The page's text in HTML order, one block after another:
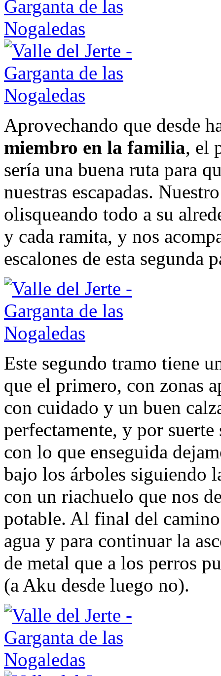
Aprovechando que desde
miembro en la familia, el
sería una buena ruta para
nuestras escapadas.
olisqueando todo a su
y cada ramita, y nos
escalones de esta segunda
Este segundo tramo tiene
que el primero, con zonas
con cuidado y un buen
perfectamente, y por
con lo que enseguida
bajo los árboles siguiendo
con un riachuelo que nos
potable. Al final del
agua y para continuar la
de metal que a los perros
(a Aku desde luego no).